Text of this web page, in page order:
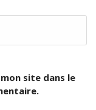
site dans le